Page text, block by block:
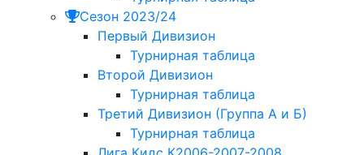
Сезон 2023/24
Первый Дивизион
Турнирная таблица
Второй Дивизион
Турнирная таблица
Третий Дивизион (Группа А и Б)
Турнирная таблица